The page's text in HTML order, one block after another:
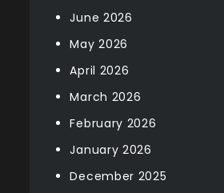
June 2026
May 2026
April 2026
March 2026
February 2026
January 2026
December 2025